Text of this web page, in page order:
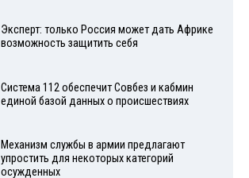
Эксперт: только Россия может дать Африке
возможность защитить себя
Система 112 обеспечит Совбез и кабмин
единой базой данных о происшествиях
Механизм службы в армии предлагают
упростить для некоторых категорий
осужденных